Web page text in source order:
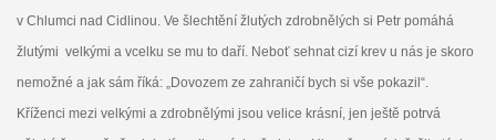
v Chlumci nad Cidlinou. Ve šlechtění žlutých zdrobnělých si Petr pomáhá
žlutými velkými a vcelku se mu to daří. Neboť sehnat cizí krev u nás je skoro
nemožné a jak sám říká: „Dovozem ze zahraničí bych si vše pokazil“.
Kříženci mezi velkými a zdrobnělými jsou velice krásní, jen ještě potrvá